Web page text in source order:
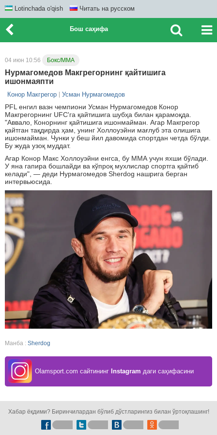
Lotinchada o'qish Читать на русском
Бош саҳифа
04 июн 10:56 Бокс/ММА
Нурмагомедов Макгрегорнинг қайтишига
ишонмаяпти
Конор Макгрегор Усман Нурмагомедов
PFL енгил вазн чемпиони Усман Нурмагомедов Конор
Макгрегорнинг UFC'га қайтишига шубҳа билан қарамоқда.
"Аввало, Конорнинг қайтишига ишонмайман. Агар Макгрегор
қайтган тақдирда ҳам, унинг Холлоуэйни мағлуб эта олишига
ишонмайман. Чунки у беш йил давомида спортдан четда бўлди.
Бу жуда узоқ муддат.
Агар Конор Макс Холлоуэйни енгса, бу ММА учун яхши бўлади.
У яна гапира бошлайди ва кўпроқ мухлислар спортга қайтиб
келади", — деди Нурмагомедов Sherdog нашрига берган
интервьюсида.
Манба : Sherdog
Olamsport.com сайтининг Instagram даги саҳифасини
Хабар ёқдими? Биринчилардан бўлиб дўстларингиз билан ўртоқлашинг!